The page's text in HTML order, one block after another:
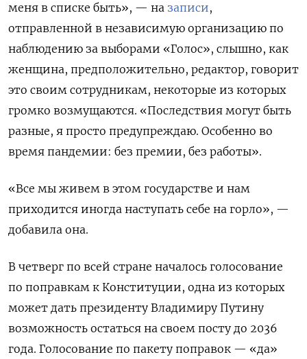
меня в списке быть», — на записи,
отправленной в независимую организацию по
наблюдению за выборами «Голос», слышно, как
женщина, предположительно, редактор, говорит
это своим сотрудникам, некоторые из которых
громко возмущаются. «Последствия могут быть
разные, я просто предупреждаю. Особенно во
время пандемии: без премии, без работы».
«Все мы живем в этом государстве и нам
приходится иногда наступать себе на горло», —
добавила она.
В четверг по всей стране началось голосование
по поправкам к Конституции, одна из которых
может дать президенту Владимиру Путину
возможность остаться на своем посту до 2036
года. Голосование по пакету поправок — «да»